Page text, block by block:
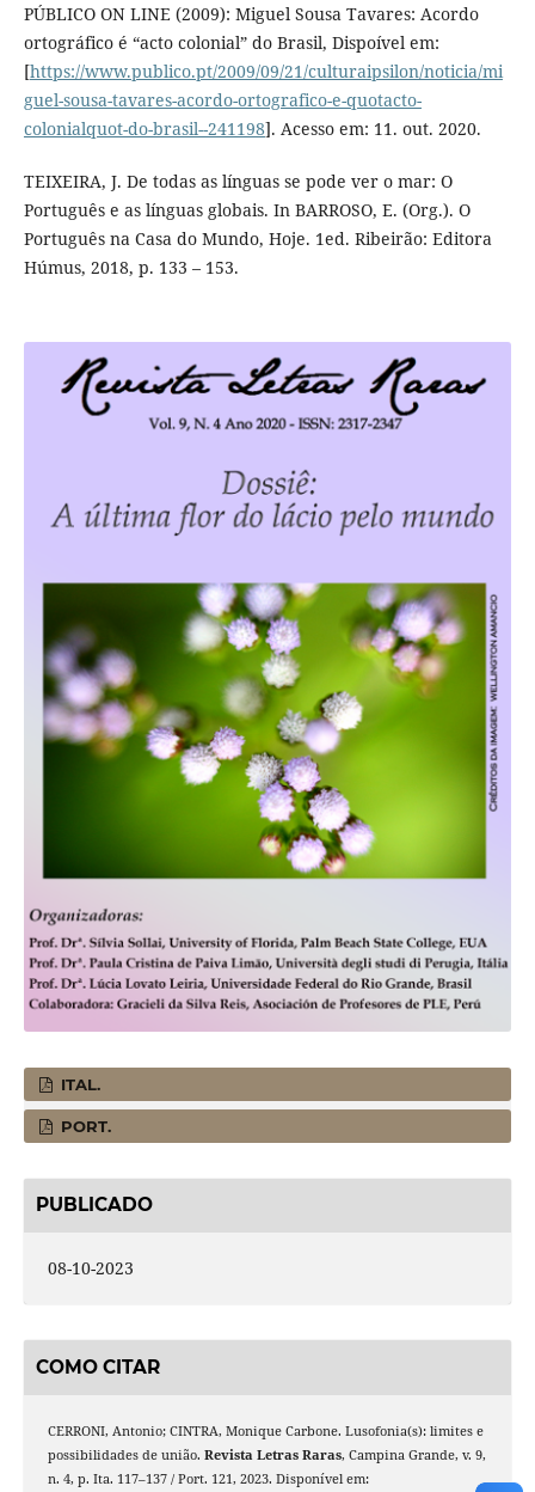
PÚBLICO ON LINE (2009): Miguel Sousa Tavares: Acordo
ortográfico é “acto colonial” do Brasil, Dispoível em:
[https://www.publico.pt/2009/09/21/culturaipsilon/noticia/mi
guel-sousa-tavares-acordo-ortografico-e-quotacto-
colonialquot-do-brasil--241198]. Acesso em: 11. out. 2020.
TEIXEIRA, J. De todas as línguas se pode ver o mar: O
Português e as línguas globais. In BARROSO, E. (Org.). O
Português na Casa do Mundo, Hoje. 1ed. Ribeirão: Editora
Húmus, 2018, p. 133 – 153.
ITAL.
PORT.
PUBLICADO
08-10-2023
COMO CITAR
CERRONI, Antonio; CINTRA, Monique Carbone. Lusofonia(s): limites e
possibilidades de união. Revista Letras Raras, Campina Grande, v. 9,
n. 4, p. Ita. 117–137 / Port. 121, 2023. Disponível em: